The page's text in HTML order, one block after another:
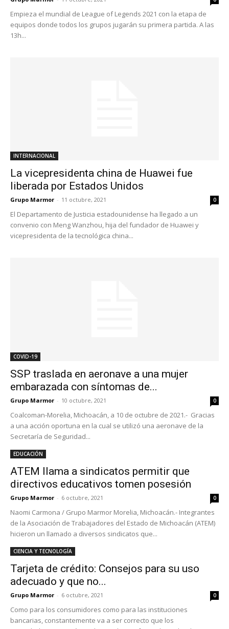
Empieza el mundial de League of Legends 2021 con la etapa de
equipos donde todos los grupos jugarán su primera partida. A las
13h...
INTERNACIONAL
La vicepresidenta china de Huawei fue
liberada por Estados Unidos
Grupo Marmor - 11 octubre, 2021 0
El Departamento de Justicia estadounidense ha llegado a un
convenio con Meng Wanzhou, hija del fundador de Huawei y
vicepresidenta de la tecnológica china...
COVID-19
SSP traslada en aeronave a una mujer
embarazada con síntomas de...
Grupo Marmor - 10 octubre, 2021 0
Coalcoman-Morelia, Michoacán, a 10 de octubre de 2021.- Gracias
a una acción oportuna en la cual se utilizó una aeronave de la
Secretaría de Seguridad...
EDUCACIÓN
ATEM llama a sindicatos permitir que
directivos educativos tomen posesión
Grupo Marmor - 6 octubre, 2021 0
Naomi Carmona / Grupo Marmor Morelia, Michoacán.- Integrantes
de la Asociación de Trabajadores del Estado de Michoacán (ATEM)
hicieron un llamado a diversos sindicatos que...
CIENCIA Y TECNOLOGÍA
Tarjeta de crédito: Consejos para su uso
adecuado y que no...
Grupo Marmor - 6 octubre, 2021 0
Como para los consumidores como para las instituciones
bancarias, constantemente va a ser correcto que los